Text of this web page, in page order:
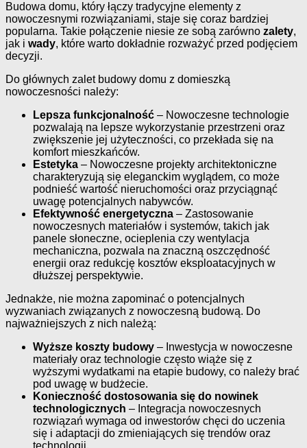
Budowa domu, który łączy tradycyjne elementy z
nowoczesnymi rozwiązaniami, staje się coraz bardziej
popularna. Takie połączenie niesie ze sobą zarówno zalety,
jak i wady, które warto dokładnie rozważyć przed podjęciem
decyzji.
Do głównych zalet budowy domu z domieszką
nowoczesności należy:
Lepsza funkcjonalność – Nowoczesne technologie
pozwalają na lepsze wykorzystanie przestrzeni oraz
zwiększenie jej użyteczności, co przekłada się na
komfort mieszkańców.
Estetyka – Nowoczesne projekty architektoniczne
charakteryzują się eleganckim wyglądem, co może
podnieść wartość nieruchomości oraz przyciągnąć
uwagę potencjalnych nabywców.
Efektywność energetyczna – Zastosowanie
nowoczesnych materiałów i systemów, takich jak
panele słoneczne, ocieplenia czy wentylacja
mechaniczna, pozwala na znaczną oszczędność
energii oraz redukcję kosztów eksploatacyjnych w
dłuższej perspektywie.
Jednakże, nie można zapominać o potencjalnych
wyzwaniach związanych z nowoczesną budową. Do
najważniejszych z nich należą:
Wyższe koszty budowy – Inwestycja w nowoczesne
materiały oraz technologie często wiąże się z
wyższymi wydatkami na etapie budowy, co należy brać
pod uwagę w budżecie.
Konieczność dostosowania się do nowinek
technologicznych – Integracja nowoczesnych
rozwiązań wymaga od inwestorów chęci do uczenia
się i adaptacji do zmieniających się trendów oraz